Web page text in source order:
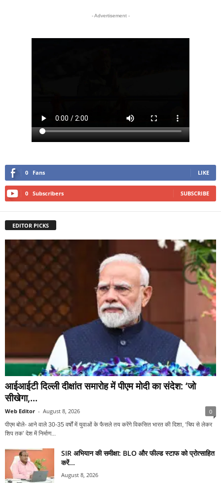
- Advertisement -
0 Fans LIKE
0 Subscribers SUBSCRIBE
EDITOR PICKS
आईआईटी दिल्ली दीक्षांत समारोह में पीएम मोदी का संदेश: ‘जो
सीखेगा,...
Web Editor - August 8, 2026 0
पीएम बोले- आने वाले 30-35 वर्षों में युवाओं के फैसले तय करेंगे विकसित भारत की दिशा, ‘चिप से लेकर
शिप तक’ देश में निर्माण...
SIR अभियान की समीक्षा: BLO और फील्ड स्टाफ को प्रोत्साहित
करें...
August 8, 2026